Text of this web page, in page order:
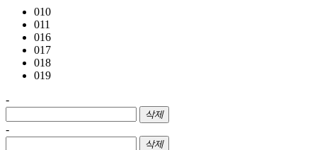
010
011
016
017
018
019
-
삭제
-
삭제